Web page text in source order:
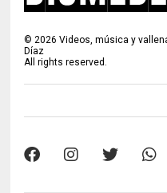
©2026 Videos, música y
Díaz
All rights reserved.